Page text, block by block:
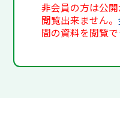
非会員の方は公
閲覧出来ません。
間の資料を閲覧で